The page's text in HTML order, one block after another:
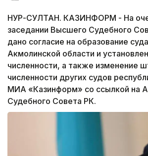
НУР-СУЛТАН. КАЗИНФОРМ - На
заседании Высшего Судебного
дано согласие на образование
Акмолинской области и
численности, а также изменение
численности других судов
МИА «Казинформ» со ссылкой на
Судебного Совета РК.